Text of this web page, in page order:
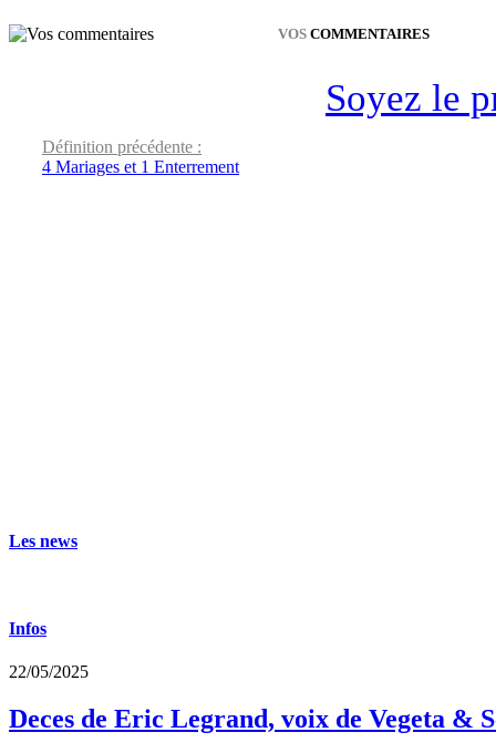
VOS COMMENTAIRES
Soyez le
Définition précédente :
4 Mariages et 1 Enterrement
Les news
Infos
22/05/2025
Deces de Eric Legrand, voix de Vegeta &